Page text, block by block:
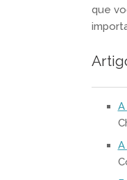
que